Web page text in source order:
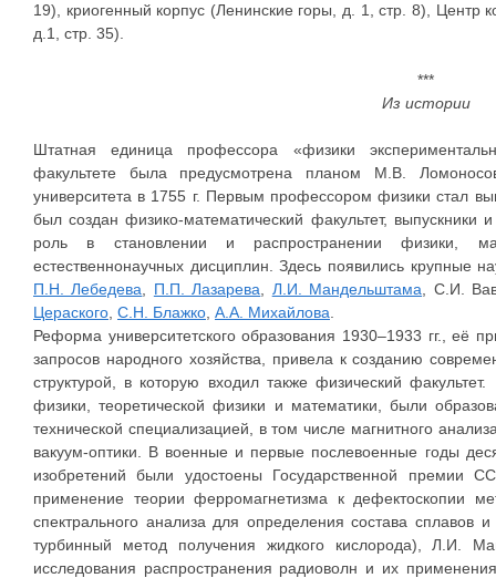
19), криогенный корпус (Ленинские горы, д. 1, стр. 8), Центр
д.1, стр. 35).
***
Из истории
Штатная единица профессора «физики
факультете была предусмотрена планом М.В.
университета в 1755 г. Первым профессором физики стал
был создан физико-математический факультет,
роль в становлении и распространении физики,
естественнонаучных дисциплин. Здесь появились крупные
П.Н. Лебедева
П.П. Лазарева Л.И. Мандельштама , С.И.
Цераского С.Н. Блажко А.А. Михайлова
Реформа университетского образования 1930–1933 гг., её
запросов народного хозяйства, привела к созданию
структурой, в которую входил также физический
физики, теоретической физики и математики, были
технической специализацией, в том числе магнитного
вакуум-оптики. В военные и первые послевоенные годы
изобретений были удостоены Государственной премии
применение теории ферромагнетизма к дефектоскопии
спектрального анализа для определения состава
турбинный метод получения жидкого кислорода), Л.И.
исследования распространения радиоволн и их